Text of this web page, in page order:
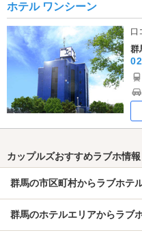
ホテル ワンシーン
口
群
カップルズおすすめラブホ情報
群馬の市区町村からラブホテ
群馬のホテルエリアからラブ